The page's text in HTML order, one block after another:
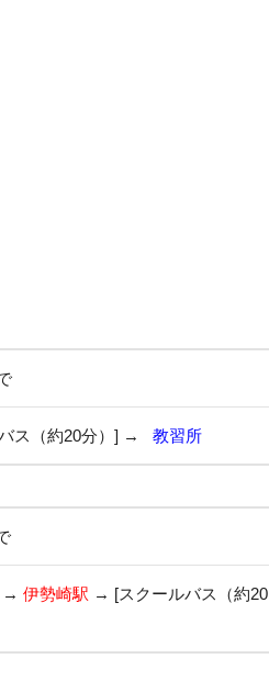
ス（約20分）] → 教習所
→ 伊勢崎駅 → [スクールバス（約20